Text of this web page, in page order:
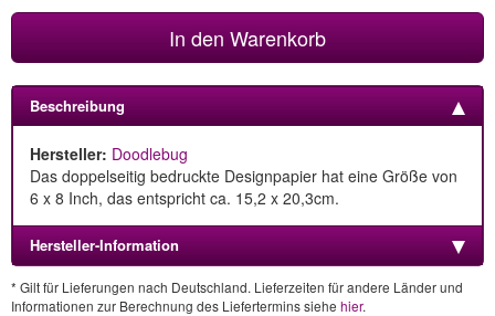
In den Warenkorb
Beschreibung
Hersteller: Doodlebug
Das doppelseitig bedruckte Designpapier hat eine Größe von
6 x 8 Inch, das entspricht ca. 15,2 x 20,3cm.
Hersteller-Information
* Gilt für Lieferungen nach Deutschland. Lieferzeiten für andere Länder und
Informationen zur Berechnung des Liefertermins siehe hier.